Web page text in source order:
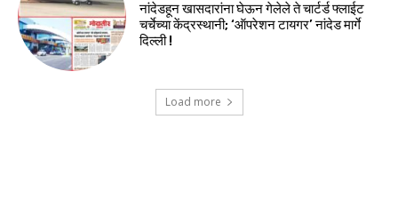
नांदेडहून खासदारांना घेऊन गेलेले ते चार्टर्ड फ्लाईट
चर्चेच्या केंद्रस्थानी; ‘ऑपरेशन टायगर’ नांदेड मार्गे
दिल्ली !
Load more